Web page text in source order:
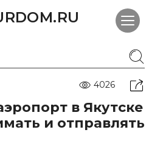
4026
в Якутске
и отправлять